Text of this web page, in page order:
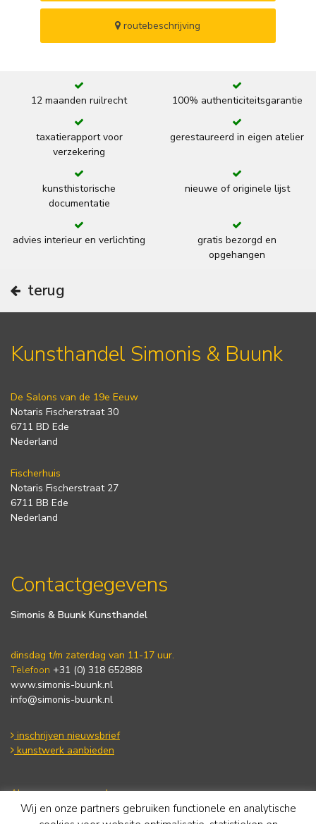
routebeschrijving
12 maanden ruilrecht 100% authenticiteitsgarantie
taxatierapport voor
verzekering
gerestaureerd in eigen atelier
kunsthistorische
documentatie
nieuwe of originele lijst
advies interieur en verlichting
gratis bezorgd en
opgehangen
terug
Kunsthandel Simonis & Buunk
De Salons van de 19e Eeuw
Notaris Fischerstraat 30
6711 BD Ede
Nederland
Fischerhuis
Notaris Fischerstraat 27
6711 BB Ede
Nederland
Contactgegevens
Simonis & Buunk Kunsthandel
dinsdag t/m zaterdag van 11-17 uur.
Telefoon +31 (0) 318 652888
www.simonis-buunk.nl
info@simonis-buunk.nl
inschrijven nieuwsbrief
kunstwerk aanbieden
Algemene voorwaarden
Privacy statement
Wij en onze partners gebruiken functionele en analytische